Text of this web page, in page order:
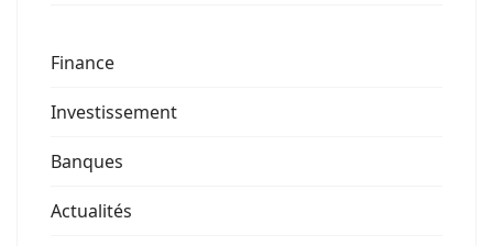
Finance
Investissement
Banques
Actualités